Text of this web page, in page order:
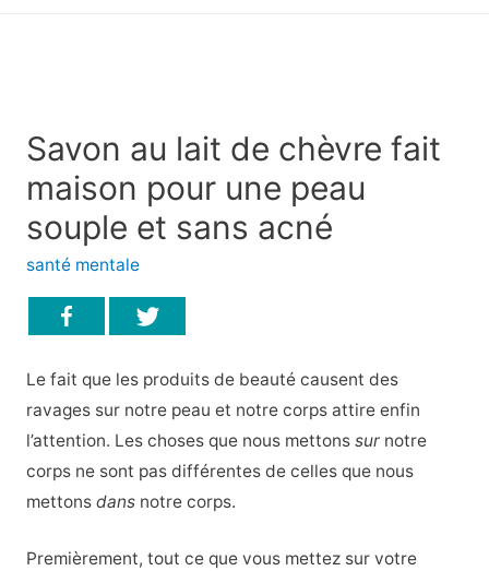
Savon au lait de chèvre fait
maison pour une peau
souple et sans acné
santé mentale
Le fait que les produits de beauté causent des
ravages sur notre peau et notre corps attire enfin
l’attention. Les choses que nous mettons surnotre
corps ne sont pas différentes de celles que nous
mettons dansnotre corps.
Premièrement, tout ce que vous mettez sur votre